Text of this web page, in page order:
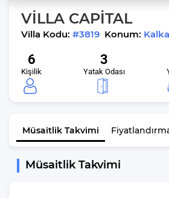
VİLLA CAPİTAL
Villa Kodu: #3819 Konum:
6
Kişilik
3
Yatak Odası
Müsaitlik Takvimi
Müsaitlik Takvimi